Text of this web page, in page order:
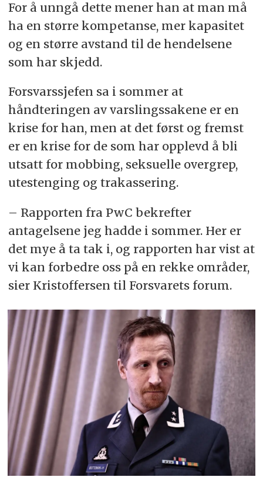
For å unngå dette mener han at man må
ha en større kompetanse, mer kapasitet
og en større avstand til de hendelsene
som har skjedd.
Forsvarssjefen sa i sommer at
håndteringen av varslingssakene er en
krise for han, men at det først og fremst
er en krise for de som har opplevd å bli
utsatt for mobbing, seksuelle overgrep,
utestenging og trakassering.
– Rapporten fra PwC bekrefter
antagelsene jeg hadde i sommer. Her er
det mye å ta tak i, og rapporten har vist at
vi kan forbedre oss på en rekke områder,
sier Kristoffersen til Forsvarets forum.